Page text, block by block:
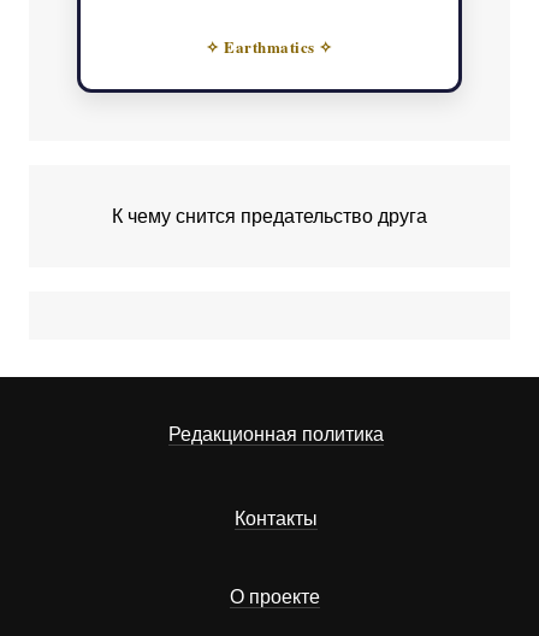
✧ Earthmatics ✧
К чему снится предательство друга
Редакционная политика
Контакты
О проекте